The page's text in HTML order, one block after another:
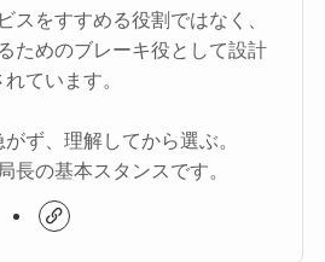
スをすすめる役割ではなく、
ためのブレーキ役として設計
れています。
ず、理解してから選ぶ。
長の基本スタンスです。